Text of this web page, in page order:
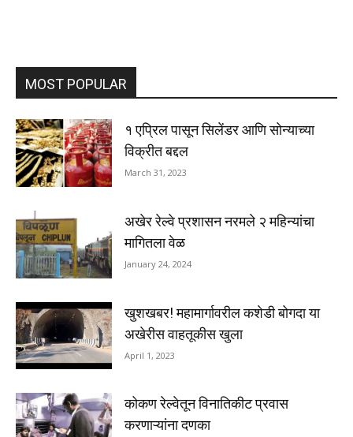
MOST POPULAR
१ एप्रिल पासून सिलेंडर आणि सोन्याच्या
विक्रीत बद्दल
March 31, 2023
अखेर रेल्वे प्रशासन नरमले २ महिन्यांचा
मागितला वेळ
January 24, 2024
खुशखबर! महामार्गावरील कशेडी बोगदा या
अखेरीस वाहतूकीस खुला
April 1, 2023
कोकण रेल्वेतून विनातिकीट प्रवास
करणाऱ्यांना दणका